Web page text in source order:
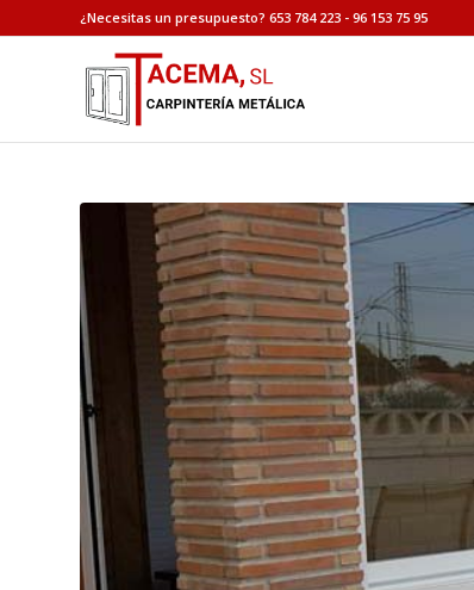
¿Necesitas un presupuesto? 653 784 223 - 96 153 75 95